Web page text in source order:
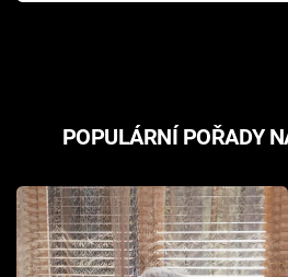
POPULÁRNÍ POŘADY